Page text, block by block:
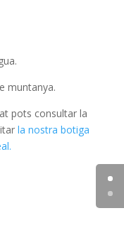
muntanya.
pots consultar la
la nostra botiga